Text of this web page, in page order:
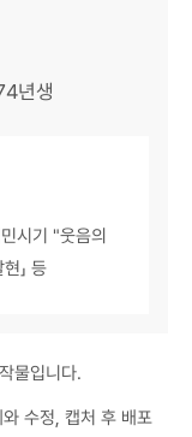
년생
민시기 "웃음의
」 등
물입니다.
수정, 캡처 후 배포